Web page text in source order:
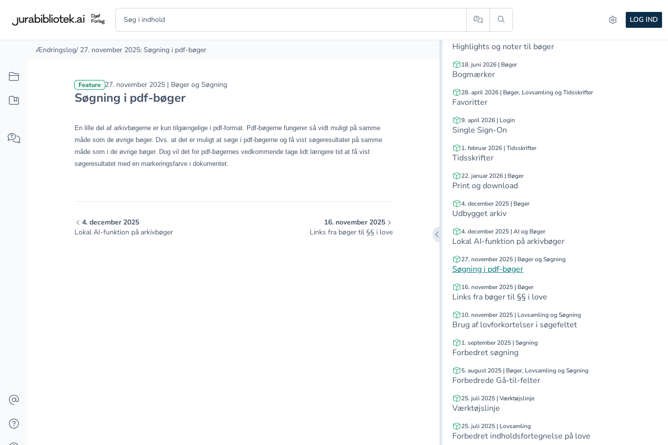
LOG IND
Åbn filteringsmuligheder
Historik
Highlights og noter til bøger
18. juni 2026 | Bøger
Bogmærker
28. april 2026 | Bøger, Lovsamling og Tidsskrifter
Favoritter
9. april 2026 | Login
Single Sign-On
1. februar 2026 | Tidsskrifter
Tidsskrifter
22. januar 2026 | Bøger
Print og download
4. december 2025 | Bøger
Udbygget arkiv
4. december 2025 | AI og Bøger
Lokal AI-funktion på arkivbøger
27. november 2025 | Bøger og Søgning
Søgning i pdf-bøger
16. november 2025 | Bøger
Links fra bøger til §§ i love
10. november 2025 | Lovsamling og Søgning
Brug af lovforkortelser i søgefeltet
1. september 2025 | Søgning
Forbedret søgning
5. august 2025 | Bøger, Lovsamling og Søgning
Forbedrede Gå-til-felter
25. juli 2025 | Værktøjslinje
Værktøjslinje
25. juli 2025 | Lovsamling
Forbedret indholdsfortegnelse på love
Ændringslog/ 27. november 2025: Søgning i pdf-bøger
Feature 27. november 2025 | Bøger og Søgning
Søgning i pdf-bøger
En lille del af arkivbøgerne er kun tilgængelige i pdf-format. Pdf-bøgerne fungerer så vidt muligt på samme
måde som de øvrige bøger. Dvs. at det er muligt at søge i pdf-bøgerne og få vist søgeresultater på samme
måde som i de øvrige bøger. Dog vil det for pdf-bøgernes vedkommende tage lidt længere tid at få vist
søgeresultatet med en markeringsfarve i dokumentet.
4. december 2025
Lokal AI-funktion på arkivbøger
16. november 2025
Links fra bøger til §§ i love